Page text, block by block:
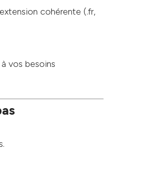
cohérente (.fr,
vos besoins